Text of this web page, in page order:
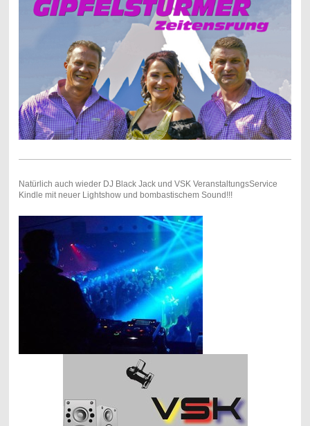
Natürlich auch wieder DJ Black Jack und VSK VeranstaltungsService
Kindle mit neuer Lightshow und bombastischem Sound!!!